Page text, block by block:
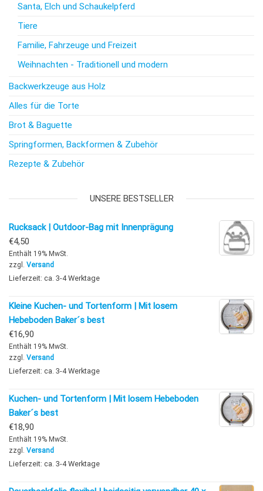
Santa, Elch und Schaukelpferd
Tiere
Familie, Fahrzeuge und Freizeit
Weihnachten - Traditionell und modern
Backwerkzeuge aus Holz
Alles für die Torte
Brot & Baguette
Springformen, Backformen & Zubehör
Rezepte & Zubehör
UNSERE BESTSELLER
Rucksack | Outdoor-Bag mit Innenprägung
€4,50
Enthält 19% MwSt.
zzgl. Versand
Lieferzeit: ca. 3-4 Werktage
Kleine Kuchen- und Tortenform | Mit losem
Hebeboden Baker´s best
€16,90
Enthält 19% MwSt.
zzgl. Versand
Lieferzeit: ca. 3-4 Werktage
Kuchen- und Tortenform | Mit losem Hebeboden
Baker´s best
€18,90
Enthält 19% MwSt.
zzgl. Versand
Lieferzeit: ca. 3-4 Werktage